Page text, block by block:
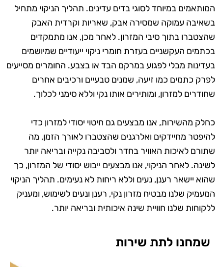
המותאמים במיוחד לסוגי בדים עדינים. תהליך הניקוי מתחיל
בשאיבה עמוקה שמסירה אבק, שאריות וקרדית האבק
שהצטברו בתוך סיבי המזרון. לאחר מכן, אנו מתמקדים
בכתמים העקשניים בעזרת חומרי ניקוי ייעודיים שמיושמים
בעדינות מבלי לפגוע במרקם הבד או בצבע. החומרים מסייעים
לפרק כתמים כמו זיעה, שמנים טבעיים ורכיבים אחרים
שחודרים למזרון, ומותירים אותו נקי וללא סימני לכלוך.
כחלק מהשירות, אנו מבצעים גם חיטוי יסודי למזרון כדי
להיפטר מחיידקים ואלרגנים שהצטברו לאורך הזמן, מה
שתורם לאיכות האוויר בחדר ולסביבה נקייה ובריאה יותר
לשינה. לאחר הניקוי, אנו מבצעים ייבוש יסודי של המזרון, כך
שהוא יישאר רענן, נעים וללא ריחות לא נעימים. תהליך הניקוי
המעמיק שלנו מבטיח מזרון נקי, רענן ונעים לשימוש, ומעניק
ללקוחות שלנו חוויית שינה איכותית ובריאה יותר.
שמחנו לתת שירות